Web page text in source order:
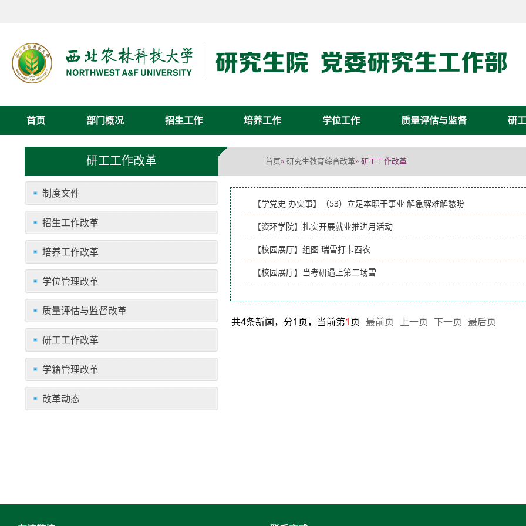
首页 部门概况 招生工作 培养工作 学位工作 质量评估与监督 研
研工工作改革 首页» 研究生教育综合改革» 研工工作改革
制度文件
招生工作改革
培养工作改革
学位管理改革
质量评估与监督改革
研工工作改革
学籍管理改革
改革动态
【学党史 办实事】（53）立足本职干事业 解急解难解愁盼
【资环学院】扎实开展就业推进月活动
【校园展厅】组图 瑞雪打卡西农
【校园展厅】当考研遇上第二场雪
共4条新闻，分1页，当前第1页 最前页 上一页 下一页 最后页